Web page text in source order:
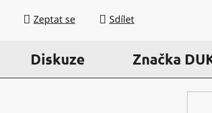
Zeptat se Sdílet
Diskuze Značka